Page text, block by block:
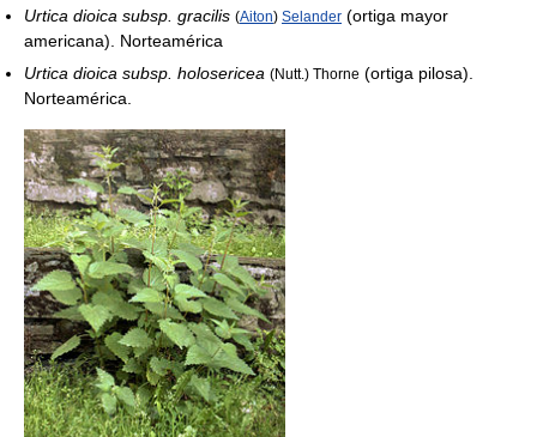
Urtica dioica subsp. gracilis (Aiton) Selander (ortiga mayor
americana). Norteamérica
Urtica dioica subsp. holosericea (Nutt.) Thorne (ortiga pilosa).
Norteamérica.